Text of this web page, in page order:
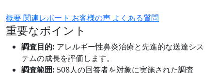
概要関連レポート お客様の声 よくある質問
重要なポイント
調査目的: アレルギー性鼻炎治療と先進的な送達シス
テムの成長を評価します。
調査範囲: 508人の回答者を対象に実施された調査